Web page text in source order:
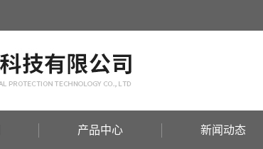
产品中心 新闻动态